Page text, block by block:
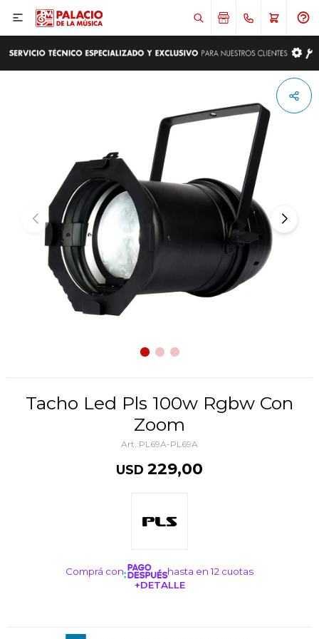

Tacho Led Pls 100w Rgbw Con
Zoom
PL69A-PL69A
USD 229,00
Comprá con
hasta en 12 cuotas
+DETALLE